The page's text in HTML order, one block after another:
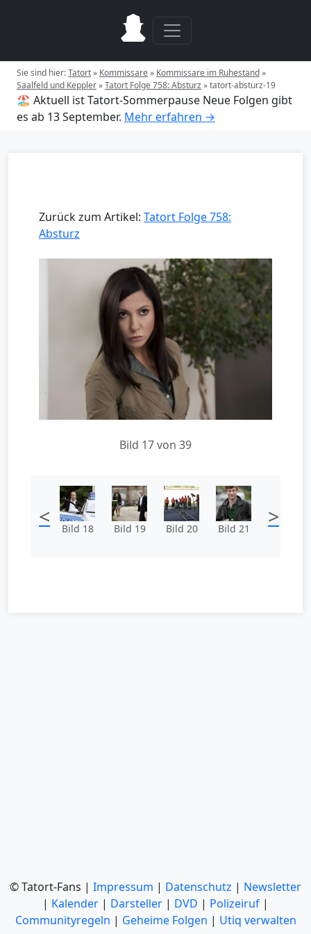
Sie sind hier:Tatort» Kommissare» Kommissare im Ruhestand»
Saalfeld und Keppler»Tatort Folge 758: Absturz»tatort-absturz-19
🏖️ Aktuell ist Tatort-Sommerpause Neue Folgen gibt
es ab 13 September. Mehr erfahren →
Zurück zum Artikel: Tatort Folge 758:
Absturz
Bild 17 von 39
< Bild 18 Bild 19 Bild 20 Bild 21 >
© Tatort-Fans | Impressum | Datenschutz | Newsletter
| Kalender | Darsteller | DVD | Polizeiruf |
Communityregeln | Geheime Folgen | Utiq verwalten